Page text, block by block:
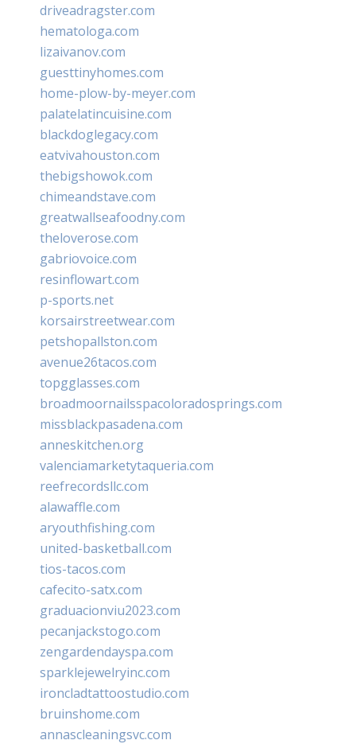
driveadragster.com
hematologa.com
lizaivanov.com
guesttinyhomes.com
home-plow-by-meyer.com
palatelatincuisine.com
blackdoglegacy.com
eatvivahouston.com
thebigshowok.com
chimeandstave.com
greatwallseafoodny.com
theloverose.com
gabriovoice.com
resinflowart.com
p-sports.net
korsairstreetwear.com
petshopallston.com
avenue26tacos.com
topgglasses.com
broadmoornailsspacoloradosprings.com
missblackpasadena.com
anneskitchen.org
valenciamarketytaqueria.com
reefrecordsllc.com
alawaffle.com
aryouthfishing.com
united-basketball.com
tios-tacos.com
cafecito-satx.com
graduacionviu2023.com
pecanjackstogo.com
zengardendayspa.com
sparklejewelryinc.com
ironcladtattoostudio.com
bruinshome.com
annascleaningsvc.com